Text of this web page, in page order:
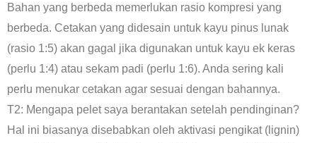
Bahan yang berbeda memerlukan rasio kompresi yang
berbeda. Cetakan yang didesain untuk kayu pinus lunak
(rasio 1:5) akan gagal jika digunakan untuk kayu ek keras
(perlu 1:4) atau sekam padi (perlu 1:6). Anda sering kali
perlu menukar cetakan agar sesuai dengan bahannya.
T2: Mengapa pelet saya berantakan setelah pendinginan?
Hal ini biasanya disebabkan oleh aktivasi pengikat (lignin)